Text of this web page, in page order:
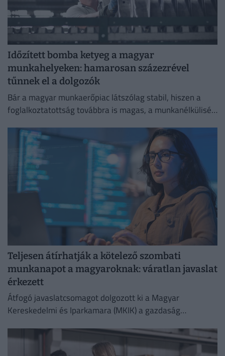
Időzített bomba ketyeg a magyar
munkahelyeken: hamarosan százezrével
tűnnek el a dolgozók
Bár a magyar munkaerőpiac látszólag stabil, hiszen a
foglalkoztatottság továbbra is magas, a munkanélküliség
Teljesen átírhatják a kötelező szombati
munkanapot a magyaroknak: váratlan javaslat
érkezett
Átfogó javaslatcsomagot dolgozott ki a Magyar
Kereskedelmi és Iparkamara (MKIK) a gazdaság
kezelése érdekében.